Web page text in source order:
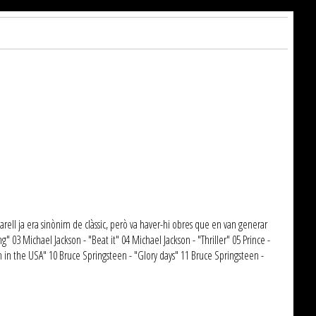
ja era sinònim de clàssic, però va haver-hi obres que en van generar
Michael Jackson - "Beat it" 04 Michael Jackson - "Thriller" 05 Prince -
the USA" 10 Bruce Springsteen - "Glory days" 11 Bruce Springsteen -